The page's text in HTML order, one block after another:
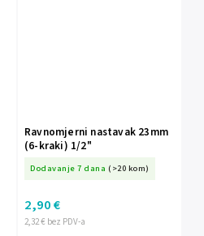
Ravnomjerni nastavak 23mm
(6-kraki) 1/2"
Dodavanje 7 dana (>20 kom)
2,32 € bez PDV-a
2,90 €